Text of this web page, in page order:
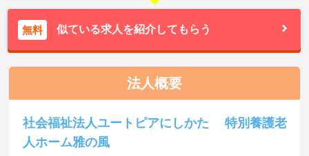
無料 似ている求人を紹介してもらう
法人概要
社会福祉法人ユートピアにしかた 特別養護老
人ホーム雅の風